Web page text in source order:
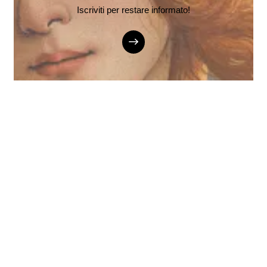
Iscriviti per restare informato!